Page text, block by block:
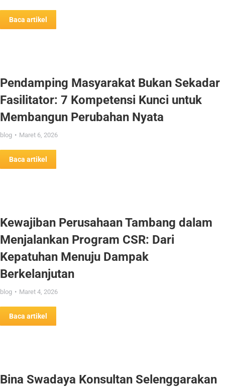
Baca artikel
Pendamping Masyarakat Bukan Sekadar
Fasilitator: 7 Kompetensi Kunci untuk
Membangun Perubahan Nyata
blog Maret 6, 2026
Baca artikel
Kewajiban Perusahaan Tambang dalam
Menjalankan Program CSR: Dari
Kepatuhan Menuju Dampak
Berkelanjutan
blog Maret 4, 2026
Baca artikel
Bina Swadaya Konsultan Selenggarakan